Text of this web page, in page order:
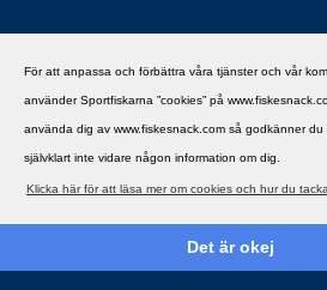
För att anpassa och förbättra våra tjänster och vår
använder Sportfiskarna ”cookies” på
använda dig av www.fiskesnack.com så godkänner
självklart inte vidare någon information om dig.
Klicka här för att läsa mer om cookies och hur du
Det är okej